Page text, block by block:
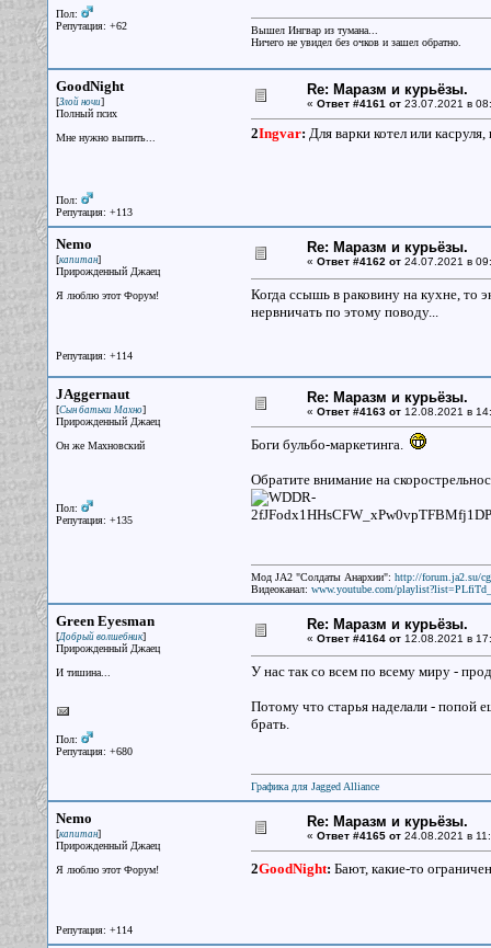
Пол:
Репутация: +62
Вышел Ингвар из тумана...
Ничего не увидел без очков и зашел обратно.
GoodNight
[Злой ночи]
Полный псих
Мне нужно выпить...
Пол:
Репутация: +113
Re: Маразм и курьёзы.
« Ответ #4161 от23.07.2021 в
2Ingvar: Для варки котел или
Nemo
[капитан]
Прирожденный Джаец
Я люблю этот Форум!
Репутация: +114
Re: Маразм и курьёзы.
« Ответ #4162 от24.07.2021 в
Когда ссышь в раковину на кухне, то
нервничать по этому поводу...
JAggernaut
[Сын батьки Махно]
Прирожденный Джаец
Он же Махновский
Пол:
Репутация: +135
Re: Маразм и курьёзы.
« Ответ #4163 от12.08.2021 в
Боги бульбо-маркетинга.
Обратите внимание на
Мод JA2 "Солдаты Анархии": http://forum.ja2.su/
Видеоканал: www.youtube.com/
Green Eyesman
[Добрый волшебник]
Прирожденный Джаец
И тишина...
Пол:
Репутация: +680
Re: Маразм и курьёзы.
« Ответ #4164 от12.08.2021 в
У нас так со всем по всему миру -
Потому что старья наделали - попой
брать.
Графика для Jagged Alliance
Nemo
[капитан]
Прирожденный Джаец
Я люблю этот Форум!
Репутация: +114
Re: Маразм и курьёзы.
« Ответ #4165 от24.08.2021 в
2GoodNight: Бают, какие-то